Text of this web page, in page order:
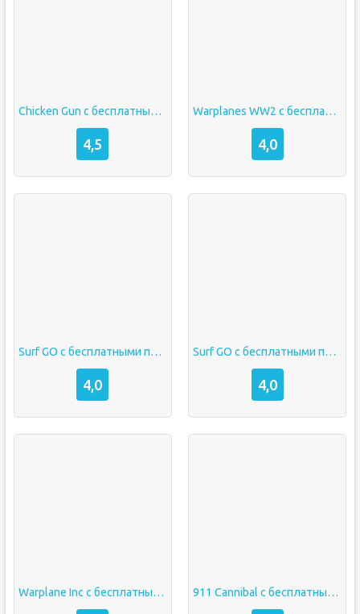
Chicken Gun с бесплатными покупками валюты
4,5
Warplanes WW2 с бесплатными покупками валюты
4,0
Surf GO с бесплатными покупками
4,0
Surf GO с бесплатными покупками
4,0
Warplane Inc с бесплатными покупками 911 Cannibal с бесплатными покупками